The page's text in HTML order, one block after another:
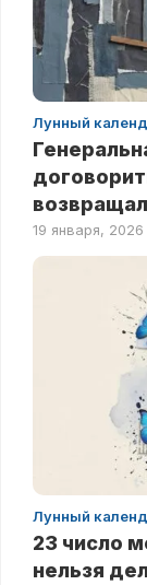
Лунный
19 января, 2026
Лунный
23 число
нельзя